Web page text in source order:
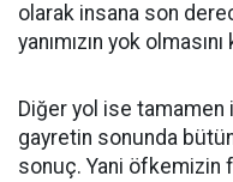
olarak insana son
yanımızın yok
Diğer yol ise
gayretin sonunda
sonuç. Yani öfkemizin